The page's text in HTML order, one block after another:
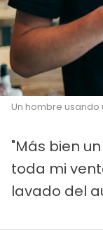
Un hombre usando
"Más bien
toda mi
lavado del